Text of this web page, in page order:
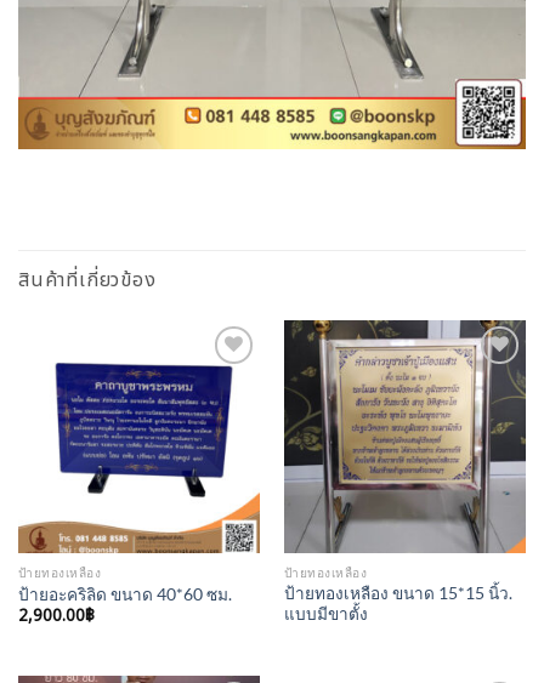
สินค้าที่เกี่ยวข้อง
Add to
Wishlist
ป้ายทองเหลือง
ป้ายอะคริลิด ขนาด 40*60 ซม.
2,900.00฿
Add to
Wishlist
ป้ายทองเหลือง
ป้ายทองเหลือง ขนาด 15*15 นิ้ว.
แบบมีขาตั้ง